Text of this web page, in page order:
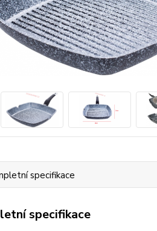
specifikace
specifikace